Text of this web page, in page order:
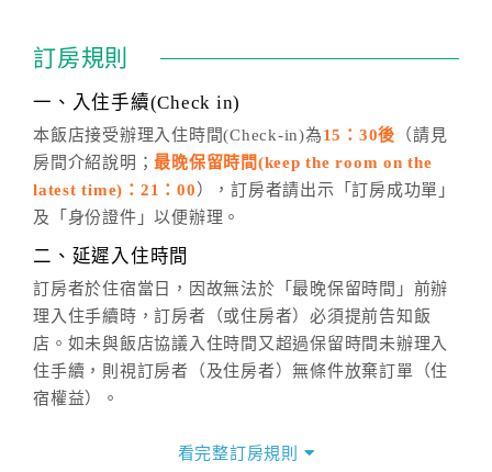
話方式異動訂單。
※非客服時間之申辦異動，皆為次日計算及辦理。
五、客服時間
週一至週日，上午9:00～晚上6:00
六、聯絡方式
(07)9682715 。
訂房規則
一、入住手續(Check in)
本飯店接受辦理入住時間(Check-in)為15：30後 （請見
房間介紹說明；最晚保留時間(keep the room on the
latest time)：21：00 ），訂房者請出示「訂房成功單」
及「身份證件」以便辦理。
二、延遲入住時間
訂房者於住宿當日，因故無法於「最晚保留時間」前辦
理入住手續時，訂房者（或住房者）必須提前告知飯
店。如未與飯店協議入住時間又超過保留時間未辦理入
住手續，則視訂房者（及住房者）無條件放棄訂單（住
宿權益）。
看完整訂房規則